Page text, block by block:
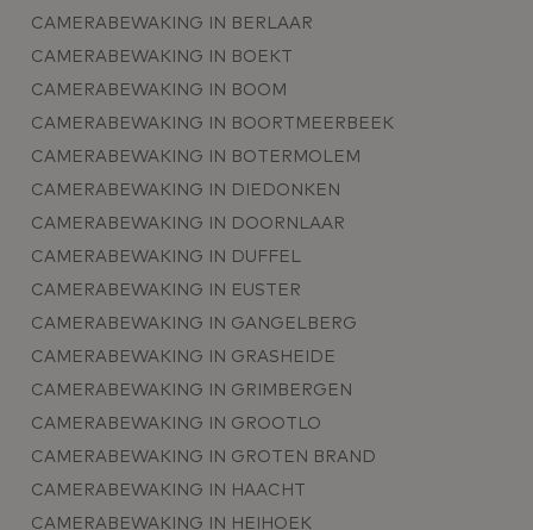
CAMERABEWAKING IN BERLAAR
CAMERABEWAKING IN BOEKT
CAMERABEWAKING IN BOOM
CAMERABEWAKING IN BOORTMEERBEEK
CAMERABEWAKING IN BOTERMOLEM
CAMERABEWAKING IN DIEDONKEN
CAMERABEWAKING IN DOORNLAAR
CAMERABEWAKING IN DUFFEL
CAMERABEWAKING IN EUSTER
CAMERABEWAKING IN GANGELBERG
CAMERABEWAKING IN GRASHEIDE
CAMERABEWAKING IN GRIMBERGEN
CAMERABEWAKING IN GROOTLO
CAMERABEWAKING IN GROTEN BRAND
CAMERABEWAKING IN HAACHT
CAMERABEWAKING IN HEIHOEK